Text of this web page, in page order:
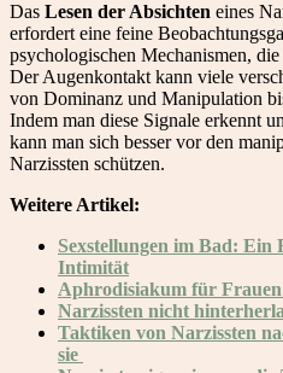
Das Lesen der Absichten eines
erfordert eine feine
psychologischen Mechanismen,
Der Augenkontakt kann viele
von Dominanz und Manipulation
Indem man diese Signale erkennt
kann man sich besser vor den
Narzissten schützen.
Weitere Artikel:
Sexstellungen im Bad: Ein
Intimität
Aphrodisiakum für
Narzissten nicht
Taktiken von Narzissten
sie